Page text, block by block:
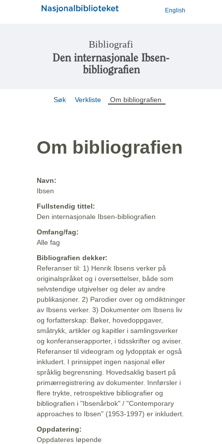
English
Bibliografi
Den internasjonale Ibsen-
bibliografien
Søk Verkliste Om bibliografien
Om bibliografien
Navn:
Ibsen
Fullstendig tittel:
Den internasjonale Ibsen-bibliografien
Omfang/fag:
Alle fag
Bibliografien dekker:
Referanser til: 1) Henrik Ibsens verker på
originalspråket og i oversettelser, både som
selvstendige utgivelser og deler av andre
publikasjoner. 2) Parodier over og omdiktninger
av Ibsens verker. 3) Dokumenter om Ibsens liv
og forfatterskap: Bøker, hovedoppgaver,
småtrykk, artikler og kapitler i samlingsverker
og konferanserapporter, i tidsskrifter og aviser.
Referanser til videogram og lydopptak er også
inkludert. I prinsippet ingen nasjonal eller
språklig begrensning. Hovedsaklig basert på
primærregistrering av dokumenter. Innførsler i
flere trykte, retrospektive bibliografier og
bibliografien i "Ibsenårbok" / "Contemporary
approaches to Ibsen" (1953-1997) er inkludert.
Oppdatering:
Oppdateres løpende